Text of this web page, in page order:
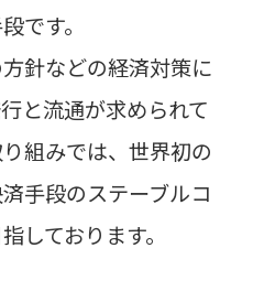
です。
針などの経済対策に
と流通が求められて
組みでは、世界初の
手段のステーブルコ
しております。